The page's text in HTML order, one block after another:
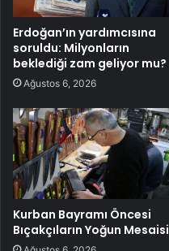
Erdoğan’ın yardımcısına
soruldu: Milyonların
beklediği zam geliyor mu?
Ağustos 6, 2026
Kurban Bayramı Öncesi
Bıçakçıların Yoğun Mesaisi